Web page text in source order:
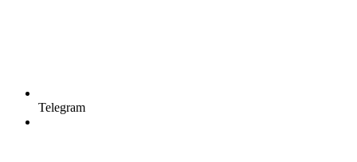
Telegram